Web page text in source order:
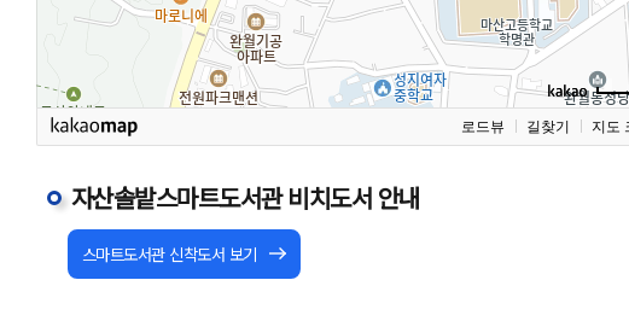
로드뷰 길찾기 지도
자산솔밭스마트도서관 비치도서 안내
스마트도서관 신착도서 보기